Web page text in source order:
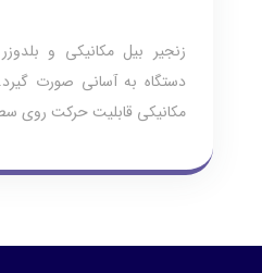
زنجیر بیل مکانیکی و
دستگاه به آسانی صورت
مکانیکی قابلیت حرکت روی